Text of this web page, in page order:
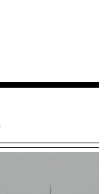
การบริโภค
IEA